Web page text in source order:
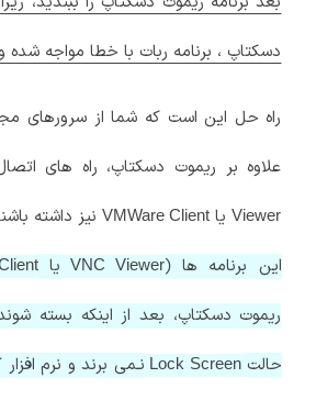
دسکتاپ ، برنامه ربات با خطا مواجه
راه حل این است که شما از سرورهای
علاوه بر ریموت دسکتاپ، راه های
Viewerیا VMWare Client نیز داشته
این برنامه ها (VNC Viewer یا
ریموت دسکتاپ، بعد از اینکه بسته
حالتLock Screen
نـمی برند و نرم